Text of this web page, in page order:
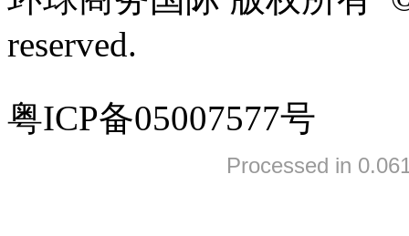
reserved.
粤ICP备05007577号
Processed in